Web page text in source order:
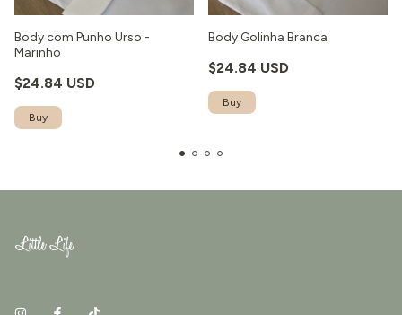
Body com Punho Urso -
Marinho
$24.84 USD
Body Golinha Branca
$24.84 USD